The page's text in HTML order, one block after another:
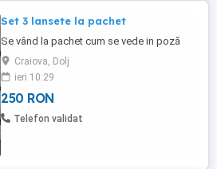
Set 3 lansete la pachet
Se vând la pachet cum se vede in poză
Craiova, Dolj
ieri 10:29
250 RON
Telefon validat